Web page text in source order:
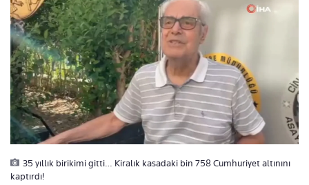
35 yıllık birikimi gitti… Kiralık kasadaki bin 758 Cumhuriyet altınını
kaptırdı!